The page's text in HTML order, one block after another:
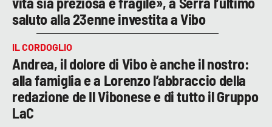
saluto alla 23enne investita a Vibo
IL CORDOGLIO
Andrea, il dolore di Vibo è anche il nostro:
alla famiglia e a Lorenzo l’abbraccio della
redazione de Il Vibonese e di tutto il Gruppo
LaC